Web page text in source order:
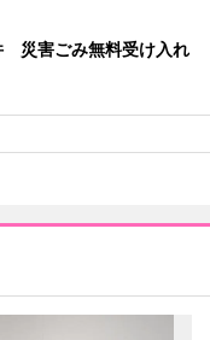
災害ごみ無料受け入れ